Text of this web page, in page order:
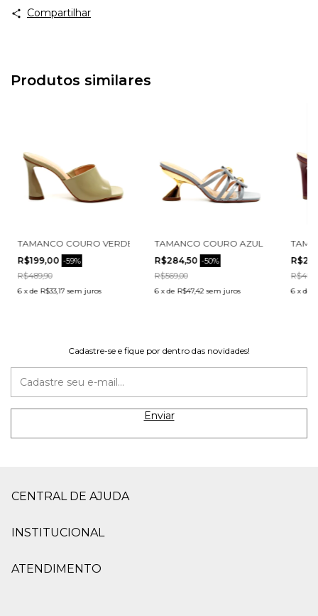
Compartilhar
Produtos similares
2495001-2ALTO CECCONELLO 2693002-5
TAMANCO COURO VERDE SALTO ALTO CECCONELLO 2693002-3
R$199,00 -59%
R$489,90
6 xde R$33,17 sem juros
TAMANCO COURO AZUL SALTO
R$284,50 -50%
R$569,00
6 xde R$47,42 sem juros 6 xde
Cadastre-se e fique por dentro das novidades!
CENTRAL DE AJUDA
INSTITUCIONAL
ATENDIMENTO